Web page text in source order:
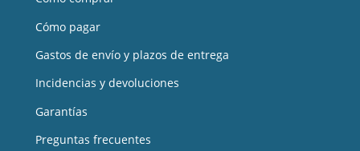
Cómo pagar
Gastos de envío y plazos de entrega
Incidencias y devoluciones
Garantías
Preguntas frecuentes